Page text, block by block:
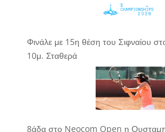
Φινάλε με 15η θέση του Σιφναίου
10μ. Σταθερά
8άδα στο Neocom Open η